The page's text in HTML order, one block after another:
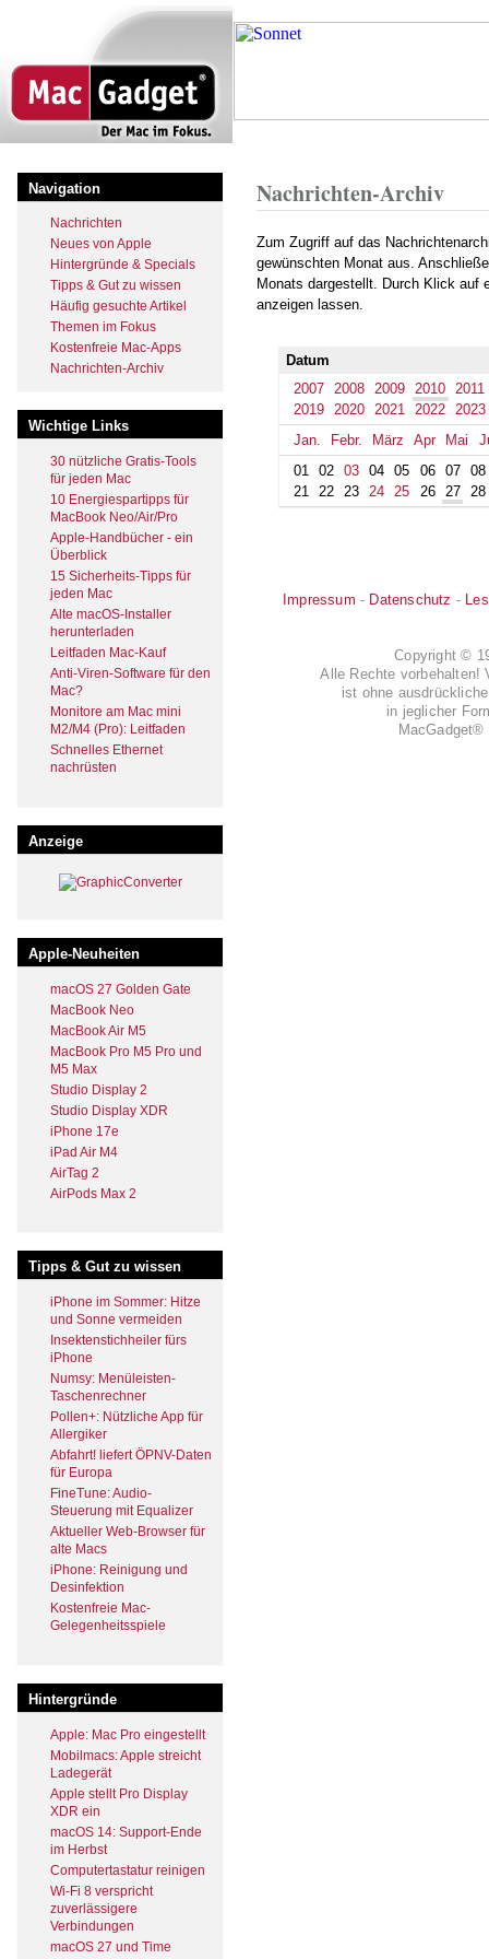
zum
Navigation
Nachrichten
Neues von Apple
Hintergründe & Specials
Tipps & Gut zu wissen
Häufig gesuchte Artikel
Themen im Fokus
Kostenfreie Mac-Apps
Nachrichten-Archiv
Wichtige Links
30 nützliche Gratis-Tools
für jeden Mac
10 Energiespartipps für
MacBook Neo/Air/Pro
Apple-Handbücher - ein
Überblick
15 Sicherheits-Tipps für
jeden Mac
Alte macOS-Installer
herunterladen
Leitfaden Mac-Kauf
Anti-Viren-Software für den
Mac?
Monitore am Mac mini
M2/M4 (Pro): Leitfaden
Schnelles Ethernet
nachrüsten
Anzeige
Apple-Neuheiten
macOS 27 Golden Gate
MacBook Neo
MacBook Air M5
MacBook Pro M5 Pro und
M5 Max
Studio Display 2
Studio Display XDR
iPhone 17e
iPad Air M4
AirTag 2
AirPods Max 2
Tipps & Gut zu wissen
iPhone im Sommer: Hitze
und Sonne vermeiden
Insektenstichheiler fürs
iPhone
Numsy: Menüleisten-
Taschenrechner
Pollen+: Nützliche App für
Allergiker
Abfahrt! liefert ÖPNV-Daten
für Europa
FineTune: Audio-
Steuerung mit Equalizer
Aktueller Web-Browser für
alte Macs
iPhone: Reinigung und
Desinfektion
Kostenfreie Mac-
Gelegenheitsspiele
Hintergründe
Apple: Mac Pro eingestellt
Mobilmacs: Apple streicht
Ladegerät
Apple stellt Pro Display
XDR ein
macOS 14: Support-Ende
im Herbst
Computertastatur reinigen
Wi-Fi 8 verspricht
zuverlässigere
Verbindungen
macOS 27 und Time
Nachrichten-Archiv
Zum Zugriff auf das
gewünschten Monat aus.
Monats dargestellt. Durch Klick auf
anzeigen lassen.
Datum
2007
2008 2009 2010
2011
2019
2020 2021 2022
2023
Jan.
Febr. März Apr Mai
01
02 03 04 05 06 07
08
21
22 23 24 25 26 27 28
Impressum - Datenschutz -
Copyright ©
Alle Rechte vorbehalten!
ist ohne
in jeglicher
MacGadget®